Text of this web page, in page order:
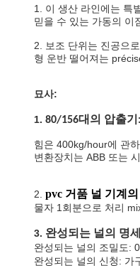
1. 이 생산 라인에는 특
믿을 수 있는 가동의 이
2.
보조 단위는 진공으
형 운반 떨어져는
묘사:
1. 80/156대의 압출기:
힘은 400kg/hour에 관
변환장치는 ABB 또는
2. pvc 거품 널 기계
물자 1회분으로 처리
3. 완성되는 널의 명
완성되는 널의 조밀도:
완성되는 널의 신청: 가